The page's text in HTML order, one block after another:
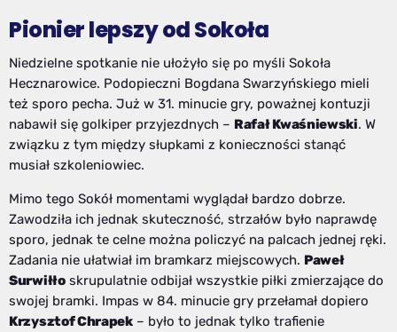
Pionier lepszy od Sokoła
Niedzielne spotkanie nie ułożyło się po myśli Sokoła
Hecznarowice. Podopieczni Bogdana Swarzyńskiego mieli
też sporo pecha. Już w 31. minucie gry, poważnej kontuzji
nabawił się golkiper przyjezdnych – Rafał Kwaśniewski. W
związku z tym między słupkami z konieczności stanąć
musiał szkoleniowiec.
Mimo tego Sokół momentami wyglądał bardzo dobrze.
Zawodziła ich jednak skuteczność, strzałów było naprawdę
sporo, jednak te celne można policzyć na palcach jednej ręki.
Zadania nie ułatwiał im bramkarz miejscowych. Paweł
Surwiłłoskrupulatnie odbijał wszystkie piłki zmierzające do
swojej bramki. Impas w 84. minucie gry przełamał dopiero
Krzysztof Chrapek– było to jednak tylko trafienie